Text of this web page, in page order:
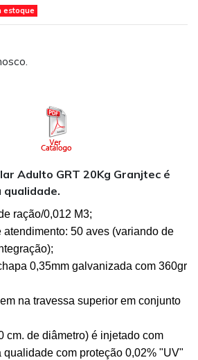
estoque
Adulto GRT 20Kg Granjtec é
qualidade.
ração/0,012 M3;
50 aves (variando de
0,35mm galvanizada com 360gr
na travessa superior em conjunto
cm. de diâmetro) é injetado com
qualidade com proteção 0,02% "UV"